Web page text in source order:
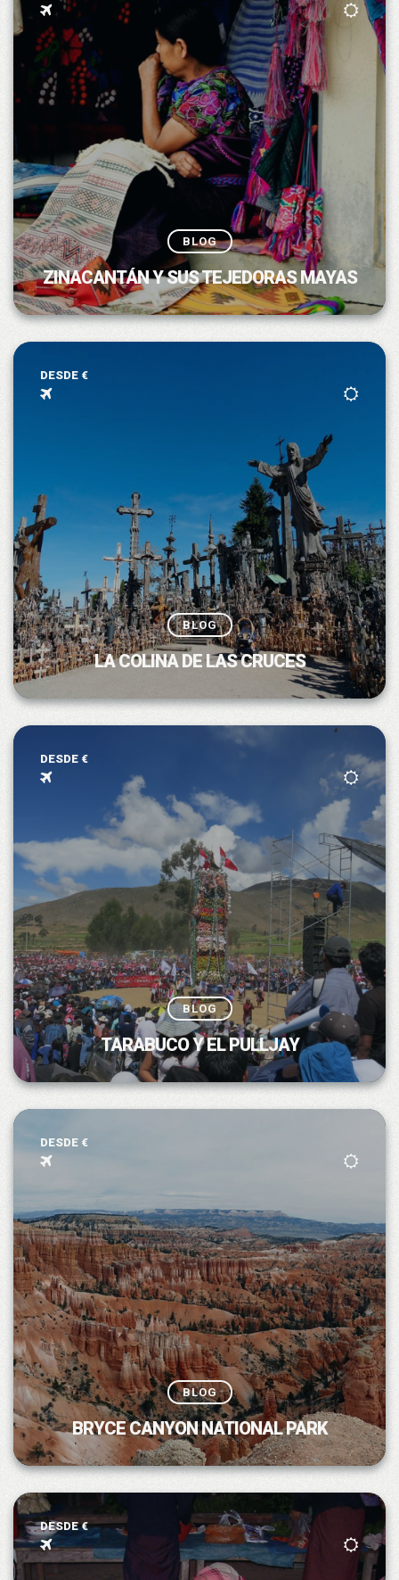
BLOG
ZINACANTÁN Y SUS TEJEDORAS MAYAS
DESDE €
BLOG
LA COLINA DE LAS CRUCES
DESDE €
BLOG
TARABUCO Y EL PULLJAY
DESDE €
BLOG
BRYCE CANYON NATIONAL PARK
DESDE €